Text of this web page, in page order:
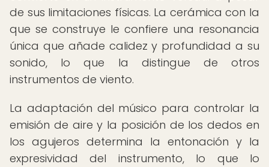
de sus limitaciones físicas. La cerámica con la
que se construye le confiere una resonancia
única que añade calidez y profundidad a su
sonido, lo que la distingue de otros
instrumentos de viento.
La adaptación del músico para controlar la
emisión de aire y la posición de los dedos en
los agujeros determina la entonación y la
expresividad del instrumento, lo que lo